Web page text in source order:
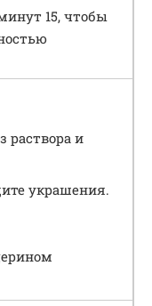
15, чтобы
раствора и
украшения.